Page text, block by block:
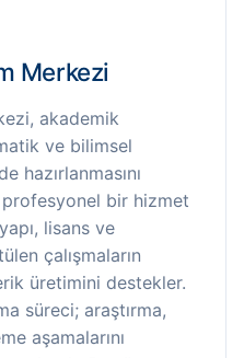
Merkezi
akademik
ve bilimsel
hazırlanmasını
bir hizmet
lisans ve
çalışmaların
üretimini destekler.
süreci; araştırma,
aşamalarını